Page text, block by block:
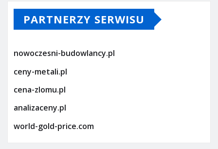
PARTNERZY SERWISU
nowoczesni-budowlancy.pl
ceny-metali.pl
cena-zlomu.pl
analizaceny.pl
world-gold-price.com